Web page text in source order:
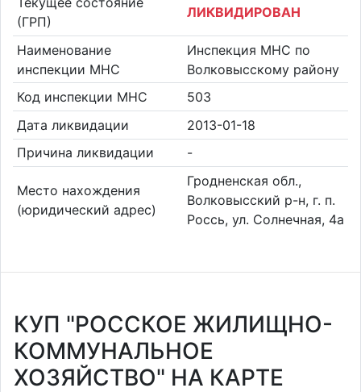
(ГРП)
ЛИКВИДИРОВАН
Наименование
инспекции МНС
Инспекция МНС по
Волковысскому району
Код инспекции МНС
503
Дата ликвидации
2013-01-18
Причина ликвидации
-
Место нахождения
(юридический адрес)
Гродненская обл.,
Волковысский р-н, г. п.
Россь, ул. Солнечная, 4а
КУП "РОССКОЕ ЖИЛИЩНО-
КОММУНАЛЬНОЕ
ХОЗЯЙСТВО" НА КАРТЕ